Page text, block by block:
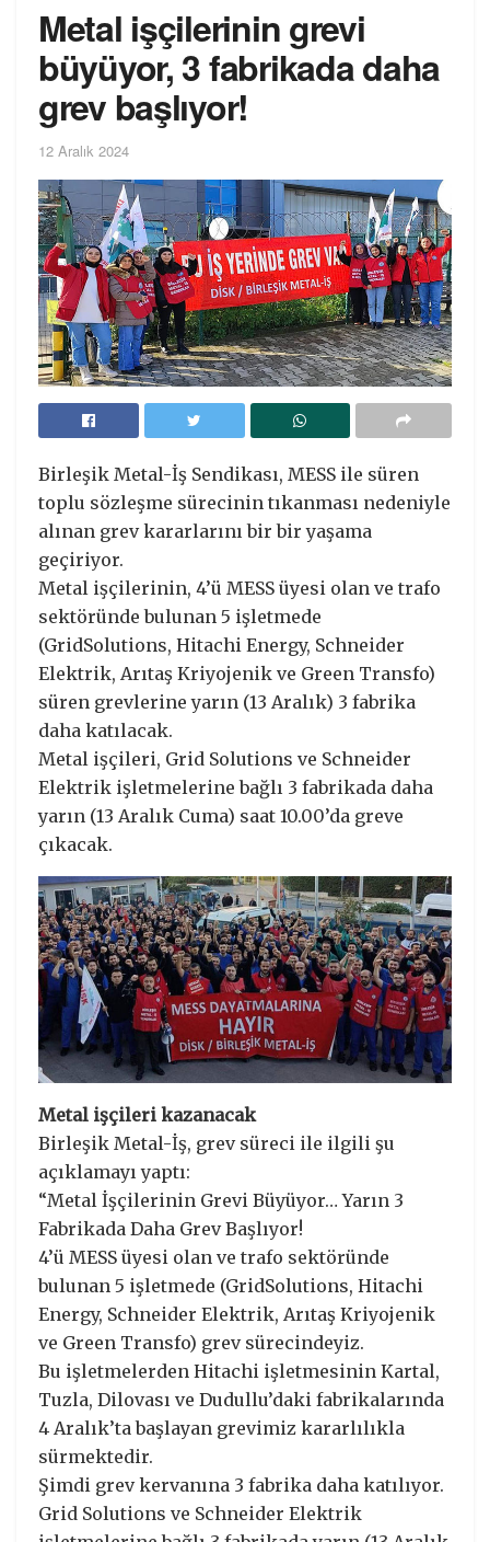
Metal işçilerinin grevi
büyüyor, 3 fabrikada daha
grev başlıyor!
12 Aralık 2024
Birleşik Metal-İş Sendikası, MESS ile süren
toplu sözleşme sürecinin tıkanması nedeniyle
alınan grev kararlarını bir bir yaşama
geçiriyor.
Metal işçilerinin, 4’ü MESS üyesi olan ve trafo
sektöründe bulunan 5 işletmede
(GridSolutions, Hitachi Energy, Schneider
Elektrik, Arıtaş Kriyojenik ve Green Transfo)
süren grevlerine yarın (13 Aralık) 3 fabrika
daha katılacak.
Metal işçileri, Grid Solutions ve Schneider
Elektrik işletmelerine bağlı 3 fabrikada daha
yarın (13 Aralık Cuma) saat 10.00’da greve
çıkacak.
Metal işçileri kazanacak
Birleşik Metal-İş, grev süreci ile ilgili şu
açıklamayı yaptı:
“Metal İşçilerinin Grevi Büyüyor… Yarın 3
Fabrikada Daha Grev Başlıyor!
4’ü MESS üyesi olan ve trafo sektöründe
bulunan 5 işletmede (GridSolutions, Hitachi
Energy, Schneider Elektrik, Arıtaş Kriyojenik
ve Green Transfo) grev sürecindeyiz.
Bu işletmelerden Hitachi işletmesinin Kartal,
Tuzla, Dilovası ve Dudullu’daki fabrikalarında
4 Aralık’ta başlayan grevimiz kararlılıkla
sürmektedir.
Şimdi grev kervanına 3 fabrika daha katılıyor.
Grid Solutions ve Schneider Elektrik